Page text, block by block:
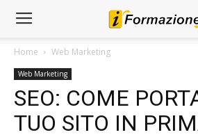
Home Web Marketing
Web Marketing
SEO: COME
TUO SITO IN